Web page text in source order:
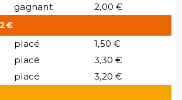
gagnant
2,00 €
placé
1,50 €
placé
3,30 €
placé
3,20 €